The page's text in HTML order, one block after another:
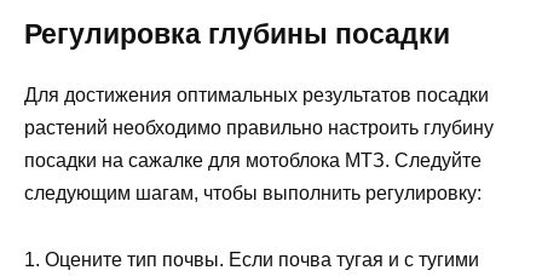
Регулировка глубины посадки
Для достижения оптимальных результатов посадки
растений необходимо правильно настроить глубину
посадки на сажалке для мотоблока МТЗ. Следуйте
следующим шагам, чтобы выполнить регулировку:
1. Оцените тип почвы. Если почва тугая и с тугими